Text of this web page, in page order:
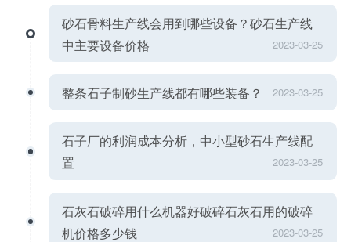
砂石骨料生产线会用到哪些设备？砂石生产线
中主要设备价格
2023-03-25
整条石子制砂生产线都有哪些装备？ 2023-03-25
石子厂的利润成本分析，中小型砂石生产线配
置
2023-03-25
石灰石破碎用什么机器好破碎石灰石用的破碎
机价格多少钱
2023-03-25